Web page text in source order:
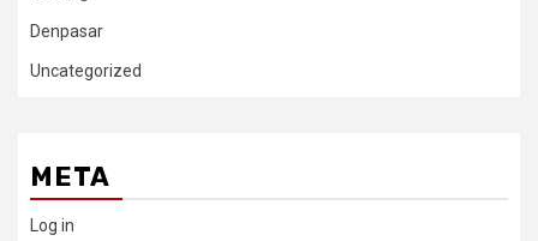
Denpasar
Uncategorized
META
Log in